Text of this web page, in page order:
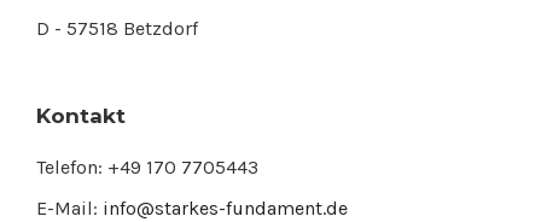
D - 57518 Betzdorf
Kontakt
Telefon: +49 170 7705443
E-Mail: info@starkes-fundament.de